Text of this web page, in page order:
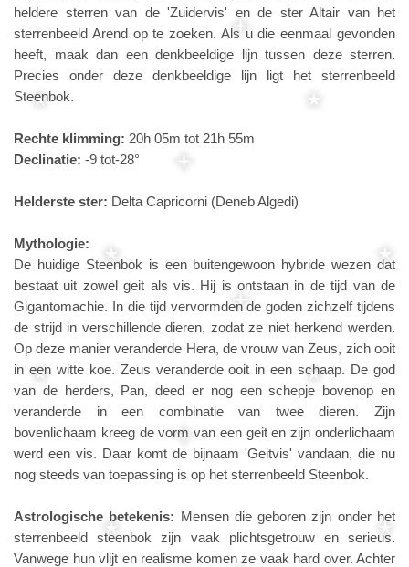
heldere sterren van de 'Zuidervis' en de ster Altair van het
sterrenbeeld Arend op te zoeken. Als u die eenmaal gevonden
heeft, maak dan een denkbeeldige lijn tussen deze sterren.
Precies onder deze denkbeeldige lijn ligt het sterrenbeeld
Steenbok.
Rechte klimming: 20h 05m tot 21h 55m
Declinatie: -9 tot-28°
Helderste ster: Delta Capricorni (Deneb Algedi)
Mythologie:
De huidige Steenbok is een buitengewoon hybride wezen dat
bestaat uit zowel geit als vis. Hij is ontstaan in de tijd van de
Gigantomachie. In die tijd vervormden de goden zichzelf tijdens
de strijd in verschillende dieren, zodat ze niet herkend werden.
Op deze manier veranderde Hera, de vrouw van Zeus, zich ooit
in een witte koe. Zeus veranderde ooit in een schaap. De god
van de herders, Pan, deed er nog een schepje bovenop en
veranderde in een combinatie van twee dieren. Zijn
bovenlichaam kreeg de vorm van een geit en zijn onderlichaam
werd een vis. Daar komt de bijnaam 'Geitvis' vandaan, die nu
nog steeds van toepassing is op het sterrenbeeld Steenbok.
Astrologische betekenis: Mensen die geboren zijn onder het
sterrenbeeld steenbok zijn vaak plichtsgetrouw en serieus.
Vanwege hun vlijt en realisme komen ze vaak hard over. Achter